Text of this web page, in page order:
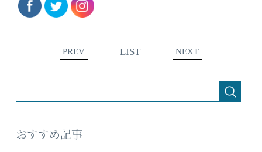
PREV LIST NEXT
おすすめ記事